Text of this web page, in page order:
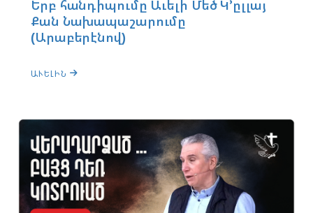
Երբ հանդիպումը Աւելի Մեծ Կ՚ըլլայ
Քան Նախապաշարումը
(Արաբերէնով)
ԱՒԵԼԻՆ